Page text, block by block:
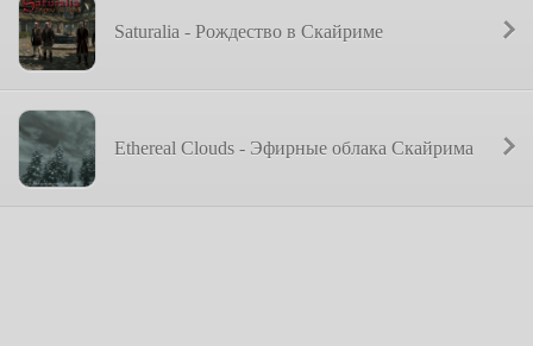
Saturalia - Рождество в Скайриме
Ethereal Clouds - Эфирные облака Скайрима